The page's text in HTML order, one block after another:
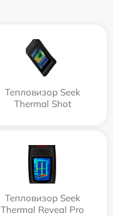
Тепловизор Seek
Thermal Shot
Тепловизор Seek
Thermal Reveal Pro